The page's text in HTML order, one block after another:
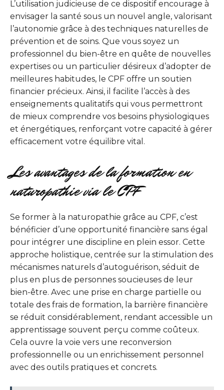
L’utilisation judicieuse de ce dispositif encourage à
envisager la santé sous un nouvel angle, valorisant
l’autonomie grâce à des techniques naturelles de
prévention et de soins. Que vous soyez un
professionnel du bien-être en quête de nouvelles
expertises ou un particulier désireux d’adopter de
meilleures habitudes, le CPF offre un soutien
financier précieux. Ainsi, il facilite l’accès à des
enseignements qualitatifs qui vous permettront
de mieux comprendre vos besoins physiologiques
et énergétiques, renforçant votre capacité à gérer
efficacement votre équilibre vital.
Les avantages de la formation en
naturopathie via le CPF
Se former à la naturopathie grâce au CPF, c’est
bénéficier d’une opportunité financière sans égal
pour intégrer une discipline en plein essor. Cette
approche holistique, centrée sur la stimulation des
mécanismes naturels d’autoguérison, séduit de
plus en plus de personnes soucieuses de leur
bien-être. Avec une prise en charge partielle ou
totale des frais de formation, la barrière financière
se réduit considérablement, rendant accessible un
apprentissage souvent perçu comme coûteux.
Cela ouvre la voie vers une reconversion
professionnelle ou un enrichissement personnel
avec des outils pratiques et concrets.